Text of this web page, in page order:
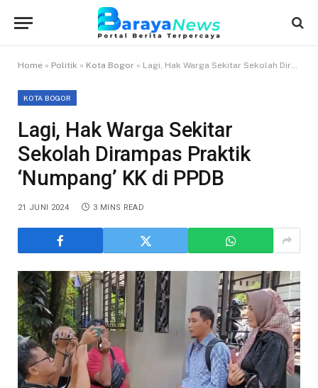
Home » Politik » Kota Bogor » Lagi, Hak Warga Sekitar Sekolah Dirampas Praktik ‘Numpang’ KK di PPDB
KOTA BOGOR
Lagi, Hak Warga Sekitar
Sekolah Dirampas Praktik
‘Numpang’ KK di PPDB
21 JUNI 2024 3 MINS READ